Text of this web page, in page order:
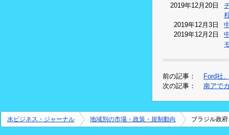
2019年12月20日
2019年12月3日
2019年12月2日
前の記事：
Ford社
次の記事：
南アで
水ビジネス・ジャーナル 地域別の市場・政策・規制動向 ブラジル政